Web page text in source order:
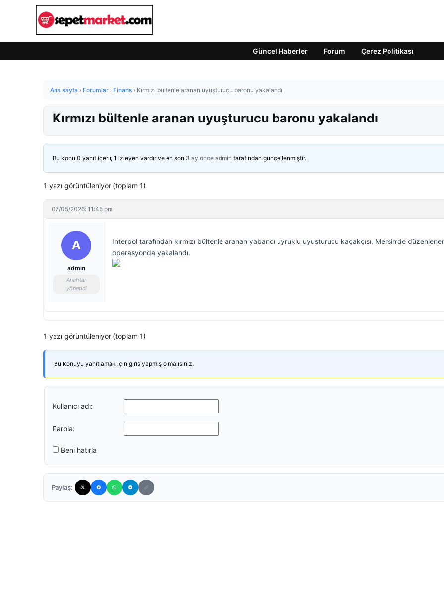
Güncel Haberler Forum Çerez Politikası
Ana sayfa › Forumlar › Finans › Kırmızı bültenle aranan uyuşturucu baronu yakalandı
Kırmızı bültenle aranan uyuşturucu baronu yakalandı
Bu konu 0 yanıt içerir, 1 izleyen vardır ve en son 3 ay önce admin tarafından güncellenmiştir.
1 yazı görüntüleniyor (toplam 1)
07/05/2026: 11:45 pm
A
admin
Anahtar
yönetici
Interpol tarafından kırmızı bültenle aranan yabancı uyruklu uyuşturucu kaçakçısı, Mersin’de
operasyonda yakalandı.
1 yazı görüntüleniyor (toplam 1)
Bu konuyu yanıtlamak için giriş yapmış olmalısınız.
Kullanıcı adı:
Parola:
Beni hatırla
Paylaş: